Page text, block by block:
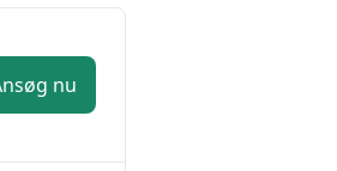
nu